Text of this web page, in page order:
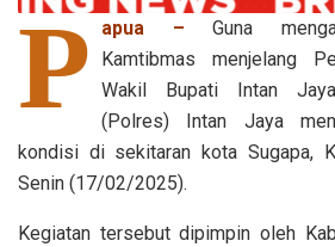
P apua –
Guna
Kamtibmas menjelang
Wakil Bupati Intan
(Polres) Intan Jaya
kondisi di sekitaran kota Sugapa,
Senin (17/02/2025).
Kegiatan tersebut dipimpin oleh